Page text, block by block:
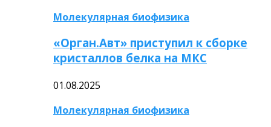
Молекулярная биофизика
«Орган.Авт» приступил к сборке
кристаллов белка на МКС
01.08.2025
Молекулярная биофизика